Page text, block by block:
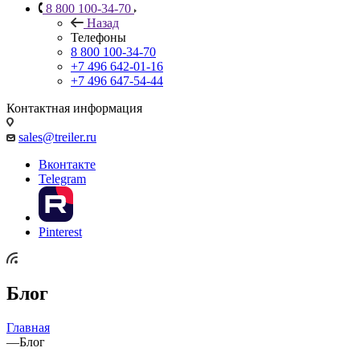
8 800 100-34-70
Назад
Телефоны
8 800 100-34-70
+7 496 642-01-16
+7 496 647-54-44
Контактная информация
sales@treiler.ru
Вконтакте
Telegram
Pinterest
Блог
Главная
—Блог